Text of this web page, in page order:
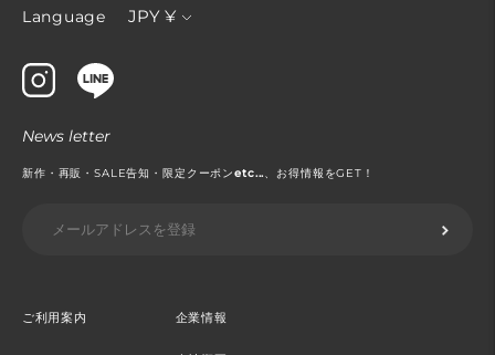
Language
通
JPY ¥
ご利用案内 企業情報
News letter
新作・再販・SALE告知・限定クーポンetc...、お得情報をGET！